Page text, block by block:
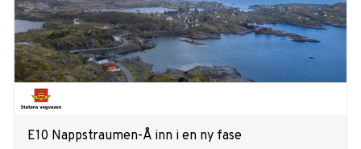
E10 Nappstraumen-Å inn i en ny fase